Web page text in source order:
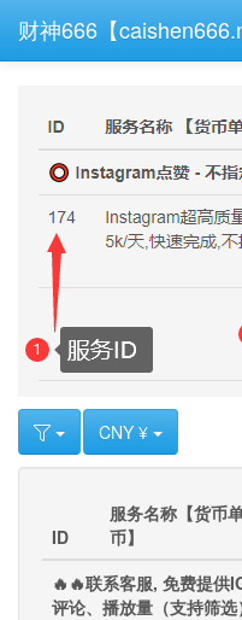
财神666【
CNY ¥
ID
服务名称【货币
币】
🔥🔥联系客服, 免费提供
评论、播放量（支持筛选